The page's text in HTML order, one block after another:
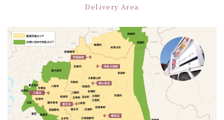
ン
Delivery Area